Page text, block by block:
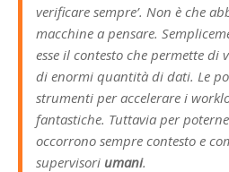
verificare sempre’. Non è che
macchine a pensare.
esse il contesto che permette di
di enormi quantità di dati. Le
strumenti per accelerare i
fantastiche. Tuttavia per
occorrono sempre contesto e
supervisori umani.